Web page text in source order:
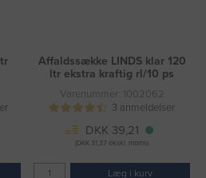
Affaldssække LINDS klar 120
ltr ekstra kraftig rl/10 ps
Varenummer: 1002062
3 anmeldelser
DKK 39,21
(DKK 31,37 ekskl. moms)
Læg i kurv